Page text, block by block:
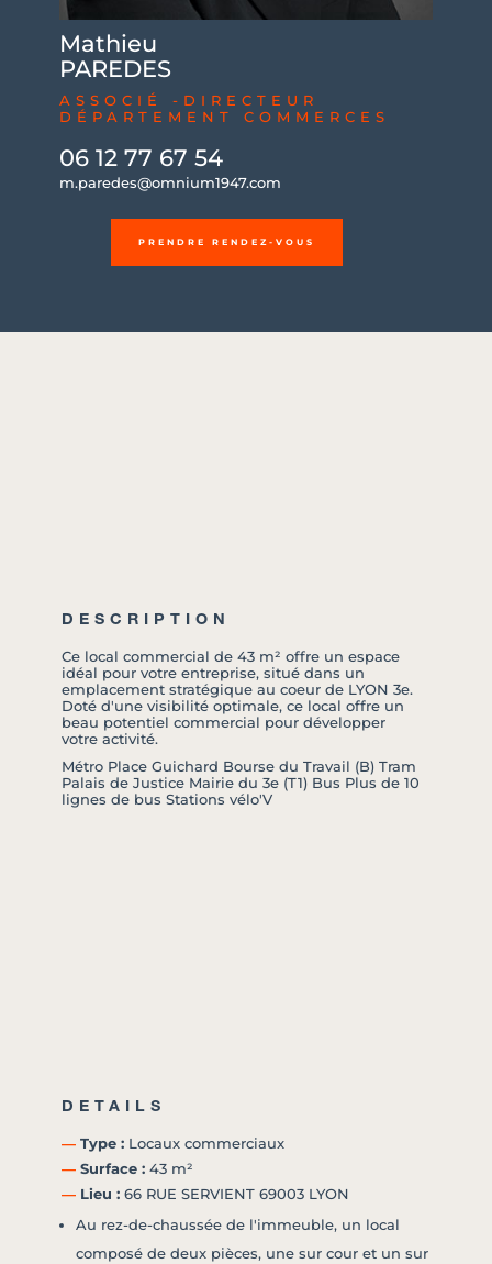
Mathieu
PAREDES
ASSOCIÉ -DIRECTEUR
DÉPARTEMENT COMMERCES
06 12 77 67 54
m.paredes@omnium1947.com
PRENDRE RENDEZ-VOUS
DESCRIPTION
Ce local commercial de 43 m² offre un espace
idéal pour votre entreprise, situé dans un
emplacement stratégique au coeur de LYON 3e.
Doté d'une visibilité optimale, ce local offre un
beau potentiel commercial pour développer
votre activité.
Métro Place Guichard Bourse du Travail (B) Tram
Palais de Justice Mairie du 3e (T1) Bus Plus de 10
lignes de bus Stations vélo'V
DETAILS
― Type : Locaux commerciaux
― Surface : 43 m²
― Lieu : 66 RUE SERVIENT 69003 LYON
Au rez-de-chaussée de l'immeuble, un local
composé de deux pièces, une sur cour et un sur